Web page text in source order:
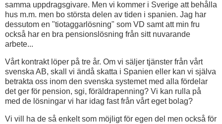
samma uppdragsgivare. Men vi kommer i Sverige att behålla
hus m.m. men bo största delen av tiden i spanien. Jag har
dessutom en "tiotaggarlösning" som VD samt att min fru
också har en bra pensionslösning från sitt nuvarande
arbete...
Vårt kontrakt löper på tre år. Om vi säljer tjänster från vårt
svenska AB, skall vi ändå skatta i Spanien eller kan vi själva
betrakta oss inom den svenska systemet med alla fördelar
det ger för pension, sgi, föräldrapenning? Vi kan rulla på
med de lösningar vi har idag fast från vårt eget bolag?
Vi vill ha de så enkelt som möjligt för egen del men också för